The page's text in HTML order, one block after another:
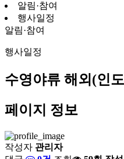
알림·참여
행사일정
알림·참여
행사일정
수영야류 해외(인
페이지 정보
작성자 관리자